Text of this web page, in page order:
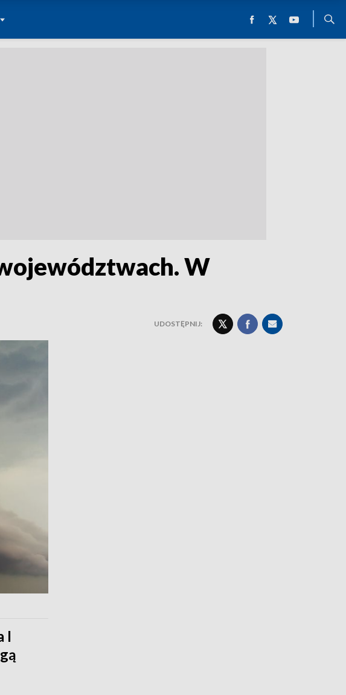
W
UDOSTĘPNIJ:
I